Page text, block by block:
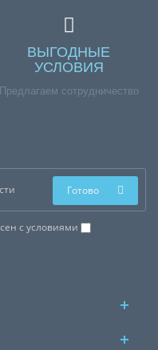
ВЫГОДНЫЕ
УСЛОВИЯ
Предлагаем сотрудничество
с условиями
Готово